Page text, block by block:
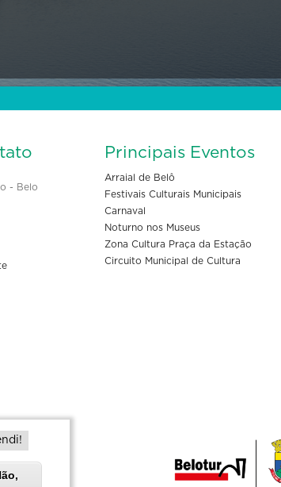
- Belo
Principais Eventos
Arraial de Belô
Festivais Culturais Municipais
Carnaval
Noturno nos Museus
Zona Cultura Praça da Estação
Circuito Municipal de Cultura